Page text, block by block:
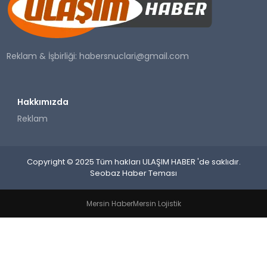
SAĞLIK
YAŞAM
Reklam & İşbirliği:habersnuclari@gmail.com
Hakkımızda
Reklam
Copyright © 2025 Tüm hakları ULAŞIM HABER 'de saklıdır.
Seobaz Haber Teması
Mersin HaberMersin Lojistik